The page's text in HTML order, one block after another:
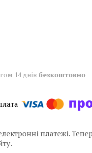
14 днів безкоштовно
платежі.